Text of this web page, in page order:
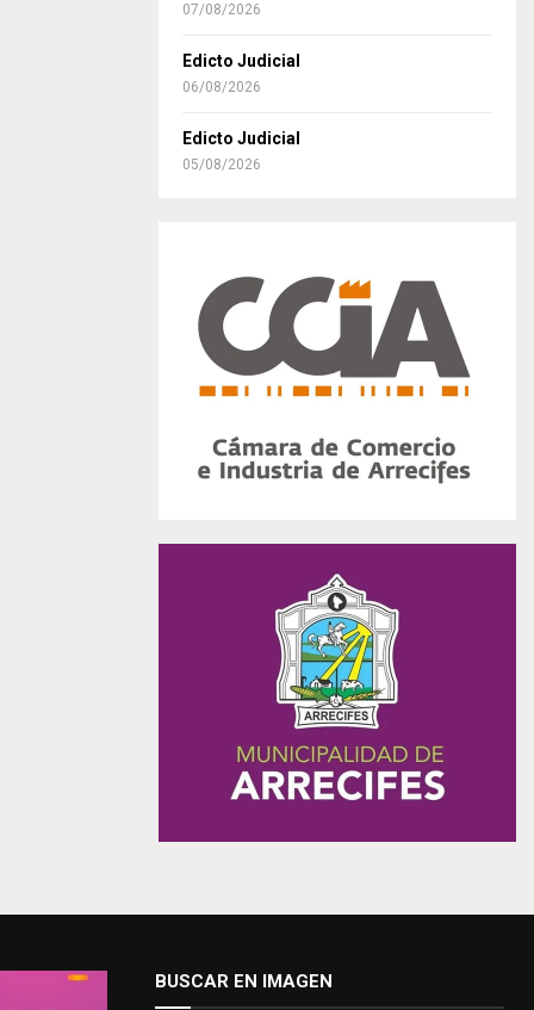
07/08/2026
Edicto Judicial
06/08/2026
Edicto Judicial
05/08/2026
BUSCAR EN IMAGEN